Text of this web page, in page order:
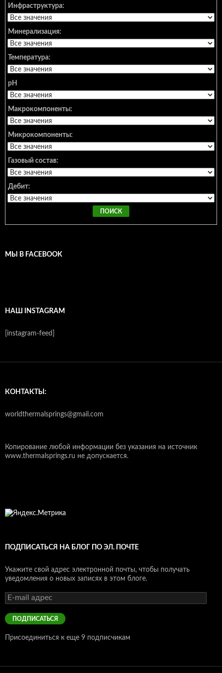
Инфраструктура:
Минерализация:
Температура:
pH
Макрокомпоненты:
Микрокомпоненты:
Газовый состав:
Дебит:
МЫ В FACEBOOK
НАШ INSTAGRAM
[instagram-feed]
КОНТАКТЫ:
worldthermalsprings@gmail.com
Копирование любой информации без указания на источник
www.thermalsprings.ru не допускается.
ПОДПИСАТЬСЯ НА БЛОГ ПО ЭЛ. ПОЧТЕ
Укажите свой адрес электронной почты, чтобы получать
уведомления о новых записях в этом блоге.
E-
mail
адрес
ПОДПИСАТЬСЯ
Присоединиться к еще 9 подписчикам